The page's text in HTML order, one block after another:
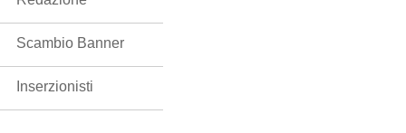
Scambio Banner
Inserzionisti